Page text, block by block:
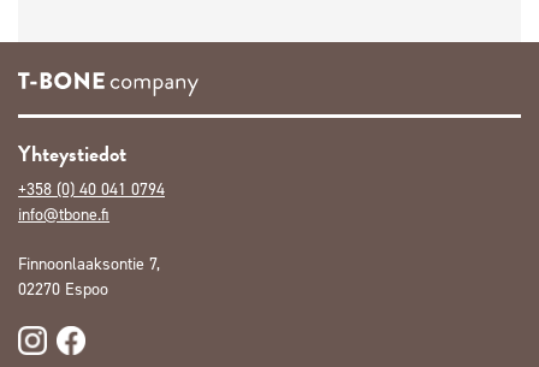
Yhteystiedot
+358 (0) 40 041 0794
info@tbone.fi
Finnoonlaaksontie 7,
02270 Espoo